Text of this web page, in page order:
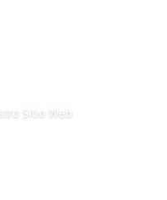
Sitio Web